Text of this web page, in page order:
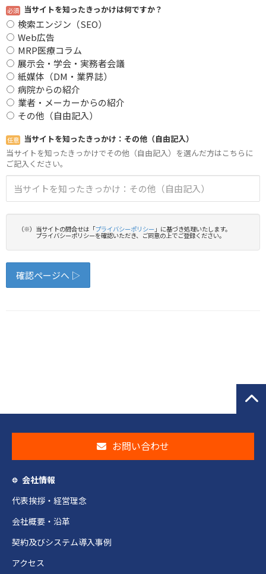
お問い合わせ
会社情報
代表挨拶・経営理念
会社概要・沿革
契約及びシステム導入事例
アクセス